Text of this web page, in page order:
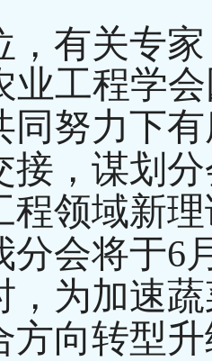
，有关专
业工程学
同努力下
接，谋划
程领域新
分会将于6
，为加速
方向转型